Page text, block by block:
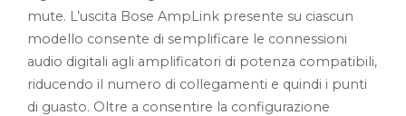
mute. L’uscita Bose AmpLink presente su ciascun
modello consente di semplificare le connessioni
audio digitali agli amplificatori di potenza compatibili,
riducendo il numero di collegamenti e quindi i punti
di guasto. Oltre a consentire la configurazione